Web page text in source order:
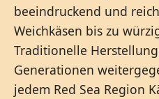
beeindruckend und
Weichkäsen bis zu
Traditionelle
Generationen
jedem Red Sea Region